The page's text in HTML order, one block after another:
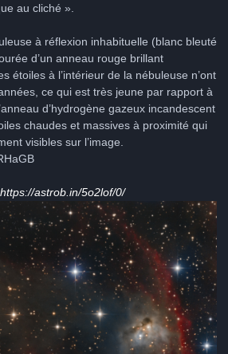
au cliché ».
à réflexion inhabituelle (blanc bleuté
d’un anneau rouge brillant
étoiles à l’intérieur de la nébuleuse n’ont
ce qui est très jeune par rapport à
d’hydrogène gazeux incandescent
chaudes et massives à proximité qui
visibles sur l’image.
https://astrob.in/5o2lof/0/